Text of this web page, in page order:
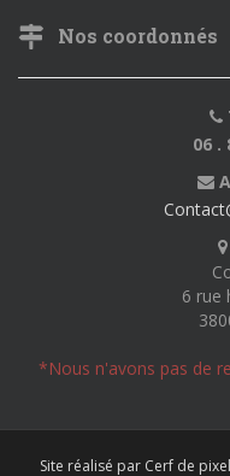
Nos coordonnés
06 .
6 rue
*Nous n'avons pas de
Site réalisé par Cerf de pixel